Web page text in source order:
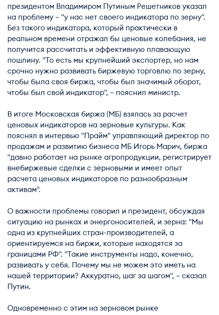
президентом Владимиром Путиным Решетников указал
на проблему – "у нас нет своего индикатора по зерну".
Без такого индикатора, который практически в
реальном времени отражал бы ценовые колебания, не
получится рассчитать и эффективную плавающую
пошлину. "То есть мы крупнейший экспортер, но нам
срочно нужно развивать биржевую торговлю по зерну,
чтобы была своя биржа, чтобы был значимый оборот,
чтобы был свой индикатор", – пояснил министр.
В итоге Московская биржа (МБ) взялась за расчет
ценовых индикаторов на зерновые культуры. Как
пояснял в интервью "Прайм" управляющий директор по
продажам и развитию бизнеса МБ Игорь Марич, биржа
"давно работает на рынке агропродукции, регистрирует
внебиржевые сделки с зерновыми и имеет опыт
расчета ценовых индикаторов по разнообразным
активам".
О важности проблемы говорил и президент, обсуждая
ситуацию на рынках и энергоносителей, и зерна: "Мы
одна из крупнейших стран-производителей, а
ориентируемся на биржи, которые находятся за
границами РФ". "Такие инструменты надо, конечно,
развивать у себя. Почему мы не можем это иметь на
нашей территории? Аккуратно, шаг за шагом", – сказал
Путин.
Одновременно с этим на зерновом рынке